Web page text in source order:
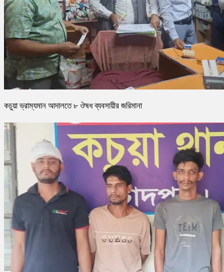
কচুয়া ভ্রাম্যমান আদালতে ৮ ঔষধ ব্যবসায়ীর জরিমানা